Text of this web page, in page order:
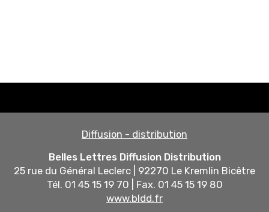
Diffusion - distribution
Belles Lettres Diffusion Distribution
25 rue du Général Leclerc | 92270 Le Kremlin Bicêtre
Tél. 01 45 15 19 70 | Fax. 01 45 15 19 80
www.bldd.fr